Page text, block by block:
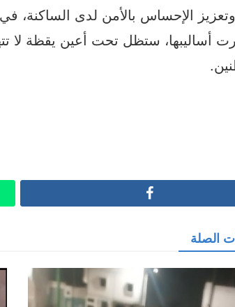
وتعزيز الإحساس بالأمن لدى
أساليبها، ستظل تحت أعين يقظة
الصلة